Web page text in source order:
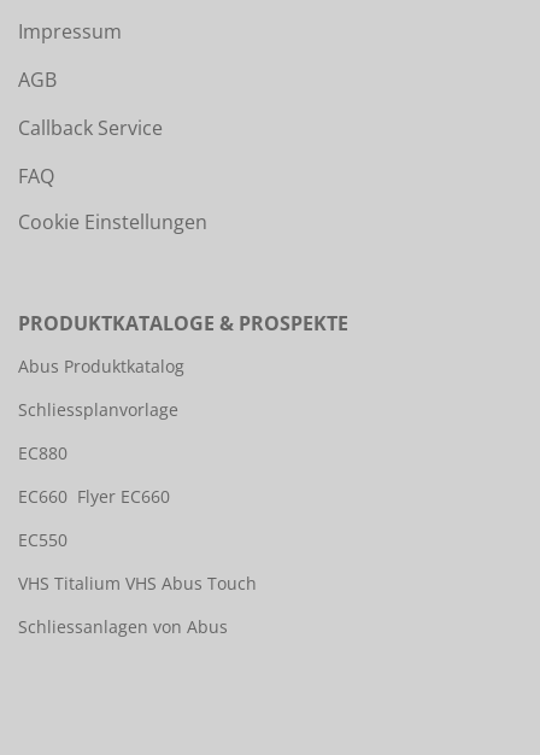
Impressum
AGB
Callback Service
FAQ
Cookie Einstellungen
PRODUKTKATALOGE & PROSPEKTE
Abus Produktkatalog
Schliessplanvorlage
EC880
EC660 Flyer EC660
EC550
VHS Titalium VHS Abus Touch
Schliessanlagen von Abus